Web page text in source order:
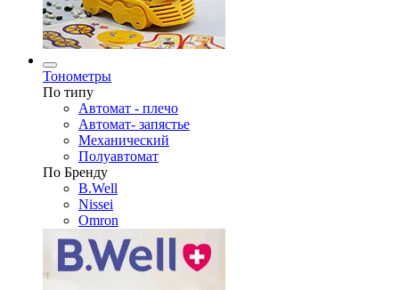
Тонометры
По типу
Автомат - плечо
Автомат- запястье
Механический
Полуавтомат
По Бренду
B.Well
Nissei
Omron